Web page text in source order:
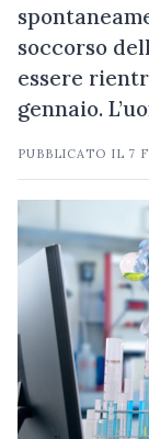
soccorso
essere
gennaio.
PUBBLICATO IL 7